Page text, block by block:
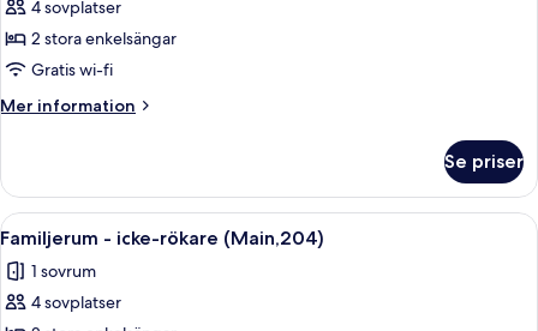
för
Familjerum
-
icke-
rökare
4 sovplatser
2 stora enkelsängar
Gratis wi-fi
Mer information
Mer
-
icke-
rökare
(Main,203)
Se priser
Öppna
alla
foton
för
Ett litet hotellrum med en säng, ett
28
Familjerum - icke-rökare (Main,204)
1 sovrum
4 sovplatser